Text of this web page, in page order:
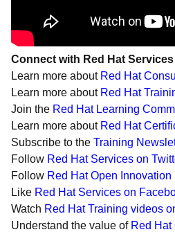
Connect with Red Hat Services
Learn more about Red Hat
Learn more about Red Hat
Join the Red Hat Learning
Learn more about Red Hat
Subscribe to the Training
Follow Red Hat Services on
Follow Red Hat Open
Like Red Hat Services on
Watch Red Hat Training videos
Understand the value of Red